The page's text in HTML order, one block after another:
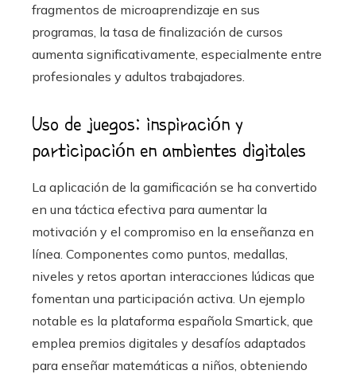
fragmentos de microaprendizaje en sus
programas, la tasa de finalización de cursos
aumenta significativamente, especialmente entre
profesionales y adultos trabajadores.
Uso de juegos: inspiración y
participación en ambientes digitales
La aplicación de la gamificación se ha convertido
en una táctica efectiva para aumentar la
motivación y el compromiso en la enseñanza en
línea. Componentes como puntos, medallas,
niveles y retos aportan interacciones lúdicas que
fomentan una participación activa. Un ejemplo
notable es la plataforma española Smartick, que
emplea premios digitales y desafíos adaptados
para enseñar matemáticas a niños, obteniendo